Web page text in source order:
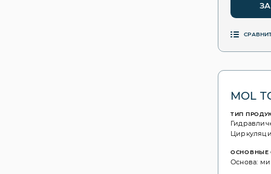
MOL
ТИП
ОСНОВНЫЕ
Основа: